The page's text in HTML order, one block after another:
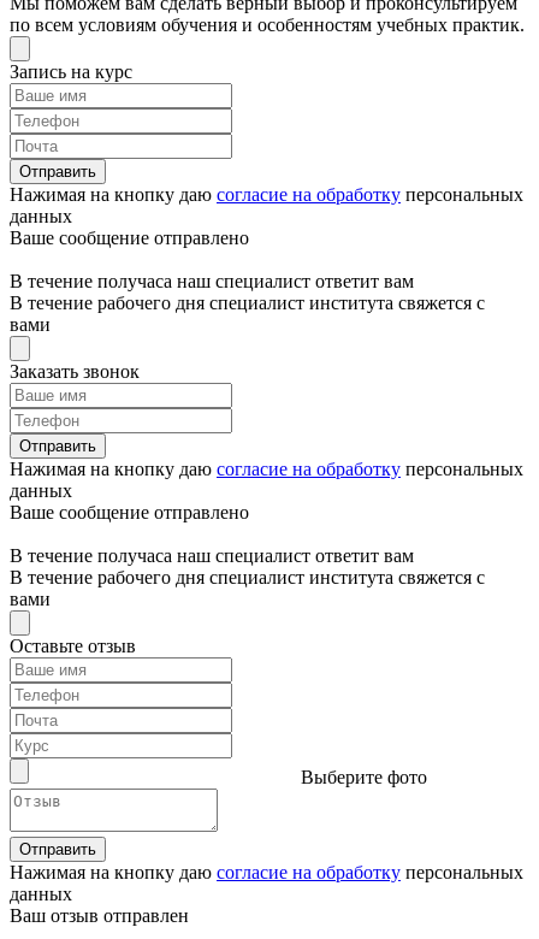
по всем условиям обучения и особенностям учебных практик.
Запись на курс
Отправить
Нажимая на кнопку даю согласие на обработку персональных
данных
Ваше сообщение отправлено
В течение получаса наш специалист ответит вам
В течение рабочего дня специалист института свяжется с
вами
Заказать звонок
Отправить
Нажимая на кнопку даю согласие на обработку персональных
данных
Ваше сообщение отправлено
В течение получаса наш специалист ответит вам
В течение рабочего дня специалист института свяжется с
вами
Оставьте отзыв
Выберите фото
Отправить
Нажимая на кнопку даю согласие на обработку персональных
данных
Ваш отзыв отправлен